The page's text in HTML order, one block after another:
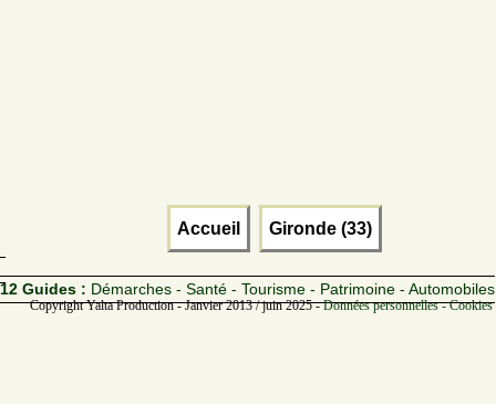
Accueil Gironde (33)
12 Guides : Démarches - Santé - Tourisme - Patrimoine - Automobiles
Copyright Yalta Production - Janvier 2013 / juin 2025 -Données personnelles -